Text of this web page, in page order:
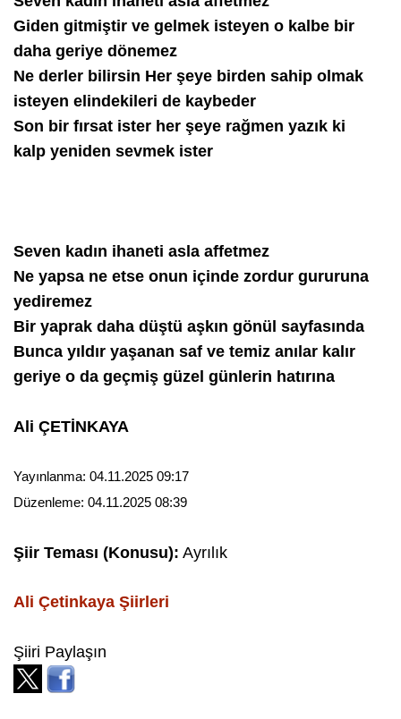
Giden gitmiştir ve gelmek isteyen o kalbe bir
daha geriye dönemez
Ne derler bilirsin Her şeye birden sahip olmak
isteyen elindekileri de kaybeder
Son bir fırsat ister her şeye rağmen yazık ki
kalp yeniden sevmek ister
Seven kadın ihaneti asla affetmez
Ne yapsa ne etse onun içinde zordur gururuna
yediremez
Bir yaprak daha düştü aşkın gönül sayfasında
Bunca yıldır yaşanan saf ve temiz anılar kalır
geriye o da geçmiş güzel günlerin hatırına
Ali ÇETİNKAYA
Yayınlanma: 04.11.2025 09:17
Düzenleme: 04.11.2025 08:39
Şiir Teması (Konusu): Ayrılık
Ali Çetinkaya Şiirleri
Şiiri Paylaşın